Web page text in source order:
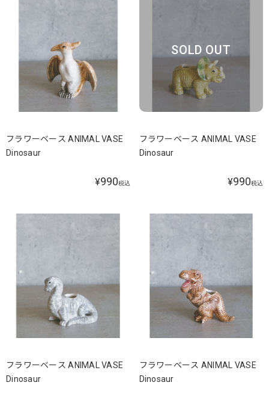
フラワーベース ANIMAL VASE
Dinosaur
¥990税込
SOLD OUT
フラワーベース ANIMAL VASE
Dinosaur
¥990税込
フラワーベース ANIMAL VASE
Dinosaur
フラワーベース ANIMAL VASE
Dinosaur